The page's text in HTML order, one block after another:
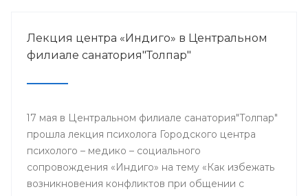
Лекция центра «Индиго» в Центральном
филиале санатория"Толпар"
17 мая в Центральном филиале санатория"Толпар"
прошла лекция психолога Городского центра
психолого – медико – социального
сопровождения «Индиго» на тему «Как избежать
возникновения конфликтов при общении с